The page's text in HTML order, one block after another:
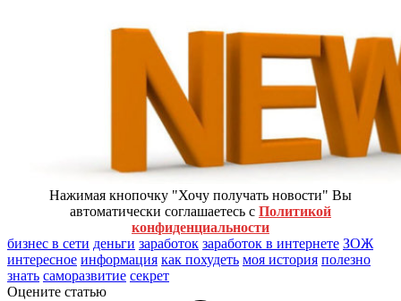
Нажимая кнопочку "Хочу получать новости" Вы
автоматически соглашаетесь с Политикой
конфиденциальности
бизнес в сети деньги заработок заработок в интернете ЗОЖ
интересное информация как похудеть моя история полезно
знать саморазвитие секрет
Оцените статью